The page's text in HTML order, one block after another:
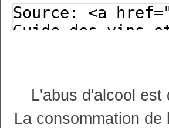
L'abus d'alcool est
La consommation